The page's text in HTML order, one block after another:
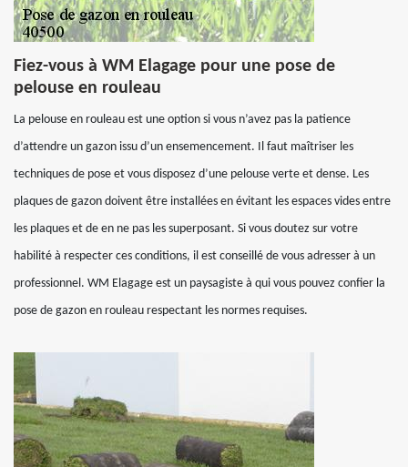
Fiez-vous à WM Elagage pour une pose de
pelouse en rouleau
La pelouse en rouleau est une option si vous n’avez pas la patience
d’attendre un gazon issu d’un ensemencement. Il faut maîtriser les
techniques de pose et vous disposez d’une pelouse verte et dense. Les
plaques de gazon doivent être installées en évitant les espaces vides entre
les plaques et de en ne pas les superposant. Si vous doutez sur votre
habilité à respecter ces conditions, il est conseillé de vous adresser à un
professionnel. WM Elagage est un paysagiste à qui vous pouvez confier la
pose de gazon en rouleau respectant les normes requises.